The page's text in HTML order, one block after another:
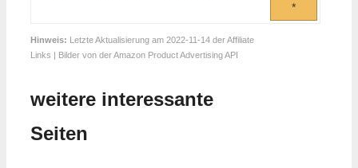
*
Hinweis: Letzte Aktualisierung am 2022-11-14 der Affiliate
Links | Bilder von der Amazon Product Advertising API
weitere interessante
Seiten